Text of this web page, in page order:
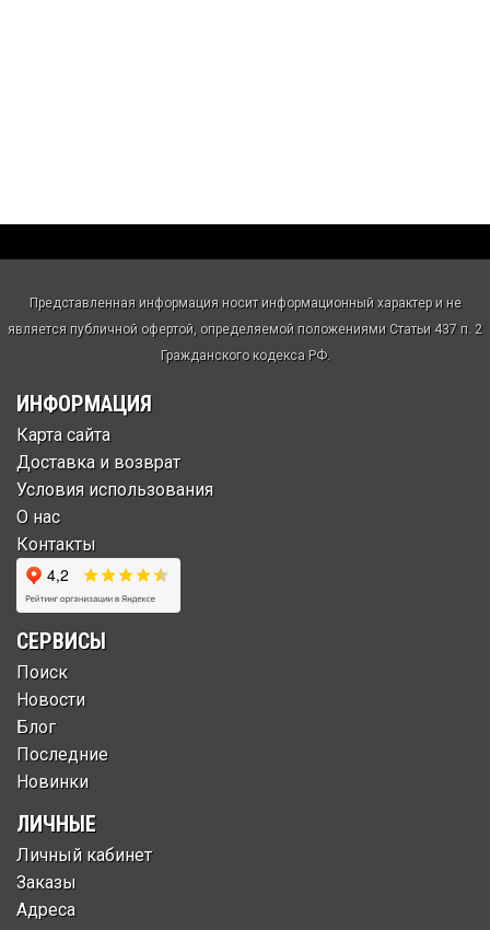
Представленная информация носит информационный характер и не
является публичной офертой, определяемой положениями Статьи 437 п. 2
Гражданского кодекса РФ.
ИНФОРМАЦИЯ
Карта сайта
Доставка и возврат
Условия использования
О нас
Контакты
СЕРВИСЫ
Поиск
Новости
Блог
Последние
Новинки
ЛИЧНЫЕ
Личный кабинет
Заказы
Адреса